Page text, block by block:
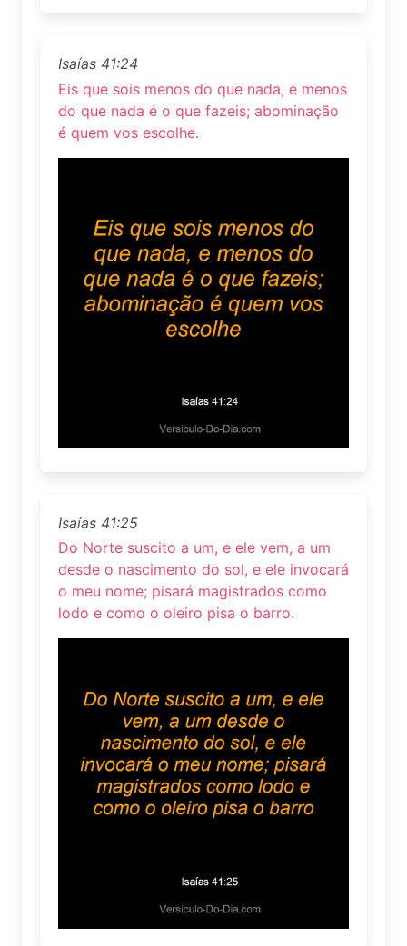
Isaías 41:24
Eis que sois menos do que nada, e menos
do que nada é o que fazeis; abominação
é quem vos escolhe.
Isaías 41:25
Do Norte suscito a um, e ele vem, a um
desde o nascimento do sol, e ele invocará
o meu nome; pisará magistrados como
lodo e como o oleiro pisa o barro.